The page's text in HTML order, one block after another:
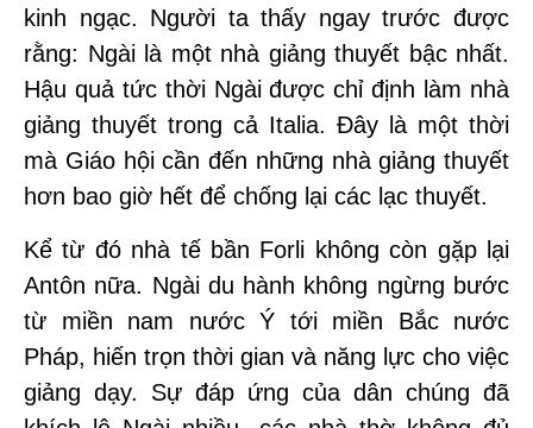
kinh ngạc. Người ta thấy ngay trước được
rằng: Ngài là một nhà giảng thuyết bậc nhất.
Hậu quả tức thời Ngài được chỉ định làm nhà
giảng thuyết trong cả Italia. Đây là một thời
mà Giáo hội cần đến những nhà giảng thuyết
hơn bao giờ hết để chống lại các lạc thuyết.
Kể từ đó nhà tế bần Forli không còn gặp lại
Antôn nữa. Ngài du hành không ngừng bước
từ miền nam nước Ý tới miền Bắc nước
Pháp, hiến trọn thời gian và năng lực cho việc
giảng dạy. Sự đáp ứng của dân chúng đã